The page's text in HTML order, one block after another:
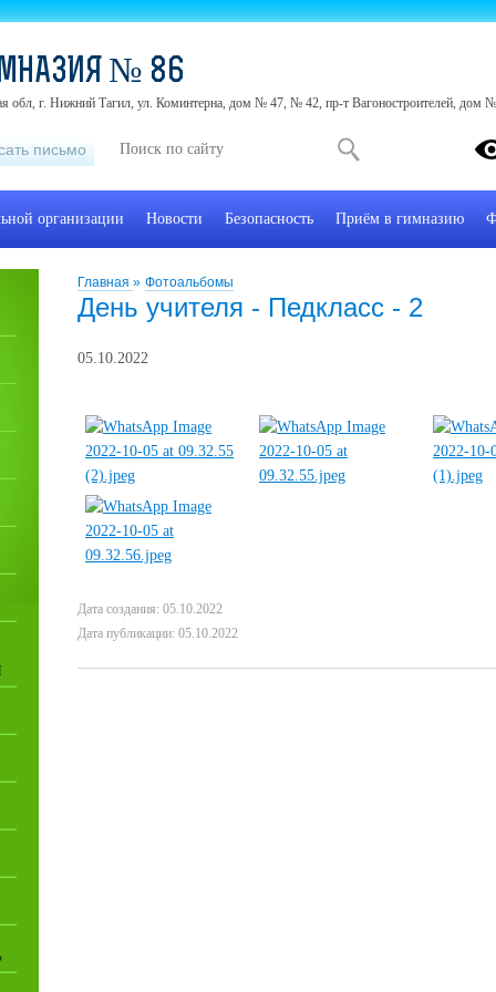
Главная » Фотоальбомы
День учителя - Педкласс - 2
05.10.2022
Дата создания: 05.10.2022
Дата публикации: 05.10.2022
№ 86
обл, г. Нижний Тагил, ул. Коминтерна, дом № 47, № 42, пр-т Вагоностроителей, дом
письмо
организации Новости Безопасность Приём в гимназию